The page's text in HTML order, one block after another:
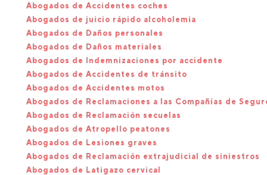
Abogados de Accidentes coches
Abogados de juicio rápido alcoholemia
Abogados de Daños personales
Abogados de Daños materiales
Abogados de Indemnizaciones por accidente
Abogados de Accidentes de tránsito
Abogados de Accidentes motos
Abogados de Reclamaciones a las Compañías de
Abogados de Reclamación secuelas
Abogados de Atropello peatones
Abogados de Lesiones graves
Abogados de Reclamación extrajudicial de siniestros
Abogados de Latigazo cervical